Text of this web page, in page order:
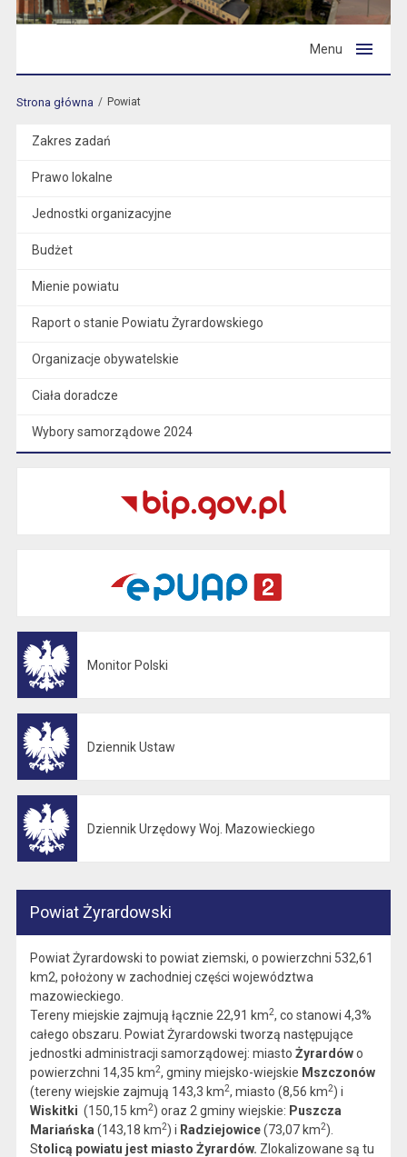
Menu
Strona główna Powiat
Zakres zadań
Prawo lokalne
Jednostki organizacyjne
Budżet
Mienie powiatu
Raport o stanie Powiatu Żyrardowskiego
Organizacje obywatelskie
Ciała doradcze
Wybory samorządowe 2024
Monitor Polski
Dziennik Ustaw
Dziennik Urzędowy Woj. Mazowieckiego
Powiat Żyrardowski
Powiat Żyrardowski to powiat ziemski, o powierzchni 532,61
km2, położony w zachodniej części województwa
mazowieckiego.
Tereny miejskie zajmują łącznie 22,91 km2, co stanowi 4,3%
całego obszaru. Powiat Żyrardowski tworzą następujące
jednostki administracji samorządowej: miasto Żyrardówo
powierzchni 14,35 km2, gminy miejsko-wiejskie Mszczonów
(tereny wiejskie zajmują 143,3 km2, miasto (8,56 km2) i
Wiskitki (150,15 km2) oraz 2 gminy wiejskie: Puszcza
Mariańska (143,18 km2) i Radziejowice(73,07 km2).
Stolicą powiatu jest miasto Żyrardów. Zlokalizowane są tu